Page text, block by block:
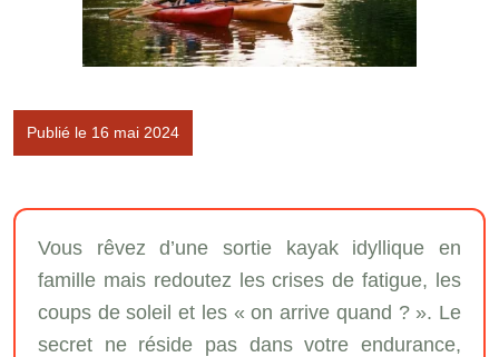
Publié le 16 mai 2024
Vous rêvez d’une sortie kayak idyllique en
famille mais redoutez les crises de fatigue, les
coups de soleil et les « on arrive quand ? ». Le
secret ne réside pas dans votre endurance,